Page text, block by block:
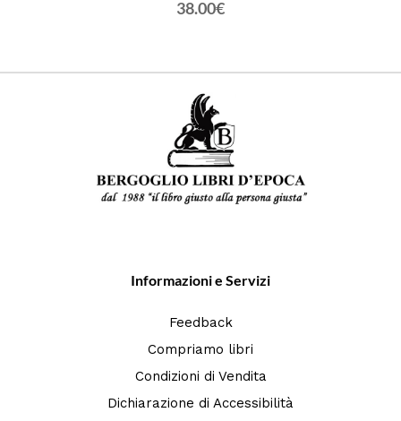
38.00€
Informazioni e Servizi
Feedback
Compriamo libri
Condizioni di Vendita
Dichiarazione di Accessibilità